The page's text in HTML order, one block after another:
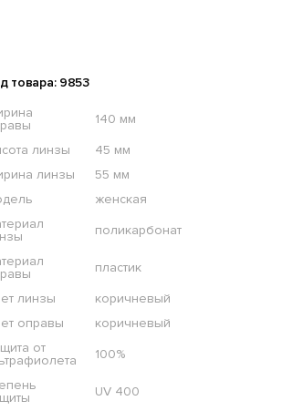
товара: 9853
140 мм
линзы
45 мм
линзы
55 мм
женская
поликарбонат
пластик
линзы
коричневый
оправы
коричневый
от
100%
UV 400